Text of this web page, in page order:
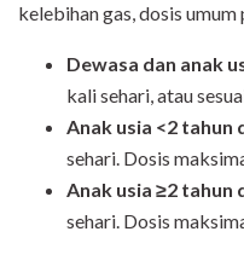
kelebihan gas, dosis
Dewasa dan anak
kali sehari, atau
Anak usia <2 tahun
sehari. Dosis
Anak usia ≥2 tahun
sehari. Dosis